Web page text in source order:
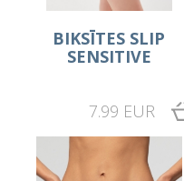
BIKSĪTES SLIP
SENSITIVE
7.99 EUR